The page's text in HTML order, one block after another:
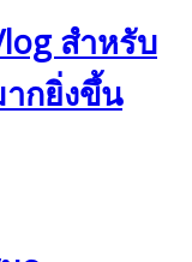
สำหรับ
กยิ่งขึ้น